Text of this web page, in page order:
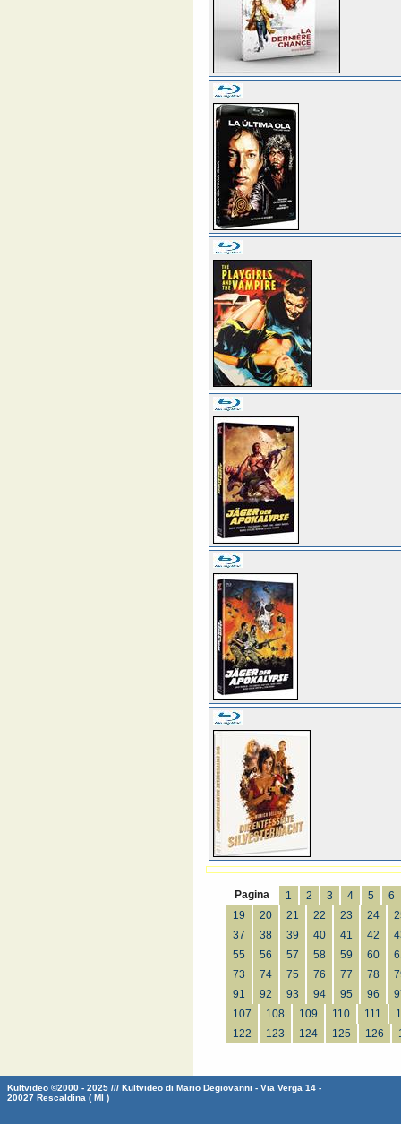
Pagina 1 2 3 4 5
6
19
20 21 22 23 24
37
38 39 40 41 42
55
56 57 58 59 60
73
74 75 76 77 78
91
92 93 94 95 96
107
108 109 110 111
122
123 124 125 126
Kultvideo ©2000 - 2025 /// Kultvideo di Mario Degiovanni - Via Verga 14 -
20027 Rescaldina ( MI )